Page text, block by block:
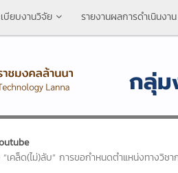
บียบงานวิจัย รายงานผลการดำเนินงาน
เคล็ด(ไม่)ลับ” การขอกำหนดตำแหน่งทางวิ